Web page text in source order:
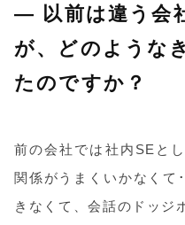
― 以前は違う会
が、どのような
たのですか？
前の会社では社内SEと
関係がうまくいかなくて
きなくて、会話のドッジ